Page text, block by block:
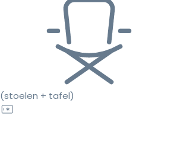
(stoelen + tafel)